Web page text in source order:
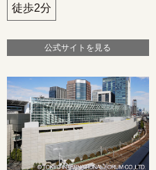
徒歩2分
公式サイトを見る